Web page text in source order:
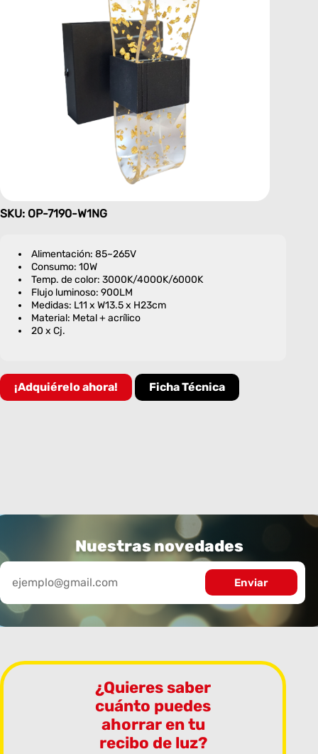
SKU: OP-7190-W1NG
Alimentación: 85~265V
Consumo: 10W
Temp. de color: 3000K/4000K/6000K
Flujo luminoso: 900LM
Medidas: L11 x W13.5 x H23cm
Material: Metal + acrílico
20 x Cj.
¡Adquiérelo ahora! Ficha Técnica
Nuestras novedades
¿Quieres saber
cuánto puedes
ahorrar en tu
recibo de luz?